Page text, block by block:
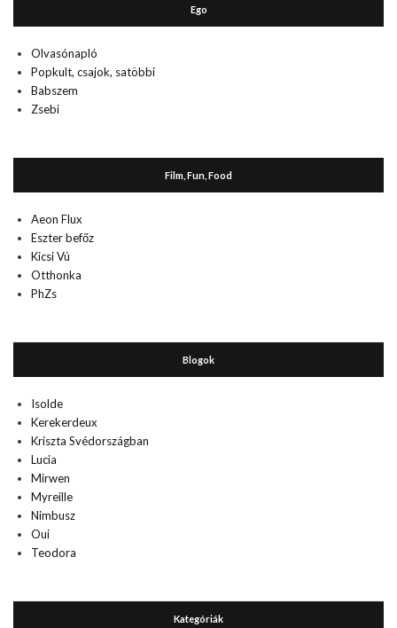
Ego
Olvasónapló
Popkult, csajok, satöbbi
Babszem
Zsebi
Film, Fun, Food
Aeon Flux
Eszter befőz
Kicsi Vú
Otthonka
PhZs
Blogok
Isolde
Kerekerdeux
Kriszta Svédországban
Lucia
Mirwen
Myreille
Nimbusz
Oui
Teodora
Kategóriák